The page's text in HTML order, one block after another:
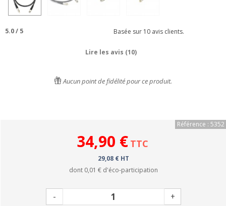
5.0/ 5 Basée sur 10avis clients.
Lire les avis (10)
Aucun point de fidélité pour ce produit.
Référence : 5352
34,90 € TTC
29,08 € HT
dont 0,01 € d'éco-participation
- +